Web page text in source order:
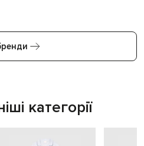
категорії